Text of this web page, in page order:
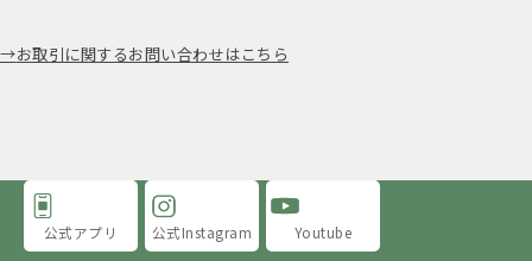
お取引に関するお問い合わせはこちら
公式アプリ 公式Instagram Youtube